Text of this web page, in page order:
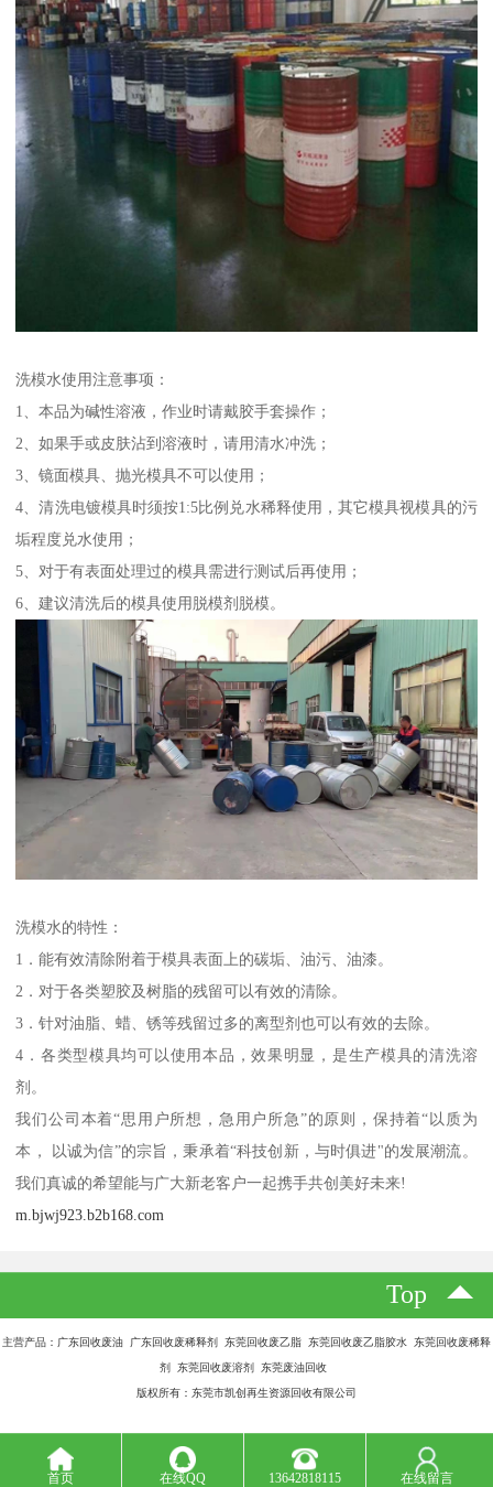
洗模水使用注意事项：
1、本品为碱性溶液，作业时请戴胶手套操作；
2、如果手或皮肤沾到溶液时，请用清水冲洗；
3、镜面模具、抛光模具不可以使用；
4、清洗电镀模具时须按1:5比例兑水稀释使用，其它模具视模具的污
垢程度兑水使用；
5、对于有表面处理过的模具需进行测试后再使用；
6、建议清洗后的模具使用脱模剂脱模。
洗模水的特性：
1．能有效清除附着于模具表面上的碳垢、油污、油漆。
2．对于各类塑胶及树脂的残留可以有效的清除。
3．针对油脂、蜡、锈等残留过多的离型剂也可以有效的去除。
4．各类型模具均可以使用本品，效果明显，是生产模具的清洗溶
剂。
我们公司本着“思用户所想，急用户所急”的原则，保持着“以质为
本， 以诚为信”的宗旨，秉承着“科技创新，与时俱进"的发展潮流。
我们真诚的希望能与广大新老客户一起携手共创美好未来!
m.bjwj923.b2b168.com
Top
主营产品：广东回收废油 广东回收废稀释剂 东莞回收废乙脂 东莞回收废乙脂胶水 东莞回收废稀释
剂 东莞回收废溶剂 东莞废油回收
版权所有：东莞市凯创再生资源回收有限公司
首页 在线QQ 13642818115 在线留言